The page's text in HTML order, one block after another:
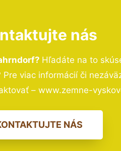
nás
Hľadáte na to
viac informácií či
– www.zemne-
NÁS